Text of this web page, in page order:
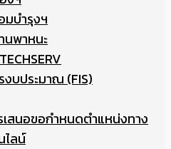
มบำรุงฯ
นพาหนะ
งบประมาณ (FIS)
เสนอขอกำหนดตำแหน่งทาง
ไลน์